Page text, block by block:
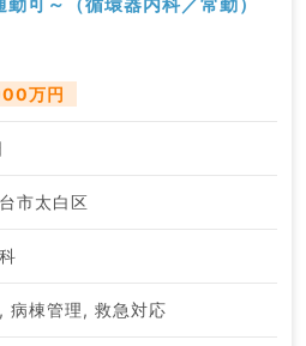
万円
市太白区
病棟管理, 救急対応